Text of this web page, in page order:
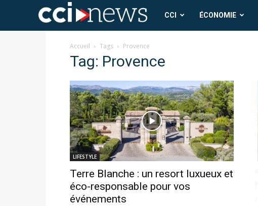
CCICCI ÉCONOMIE
Accueil Tags Provence
Tag: Provence
LIFESTYLE
Terre Blanche : un resort luxueux et
éco-responsable pour vos
événements